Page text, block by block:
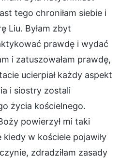
tego chroniłam siebie i
Liu. Byłam zbyt
prawdę i wydać
i zatuszowałam prawdę,
ucierpiał każdy aspekt
i siostry zostali
życia kościelnego.
powierzył mi taki
w kościele pojawiły
zdradziłam zasady